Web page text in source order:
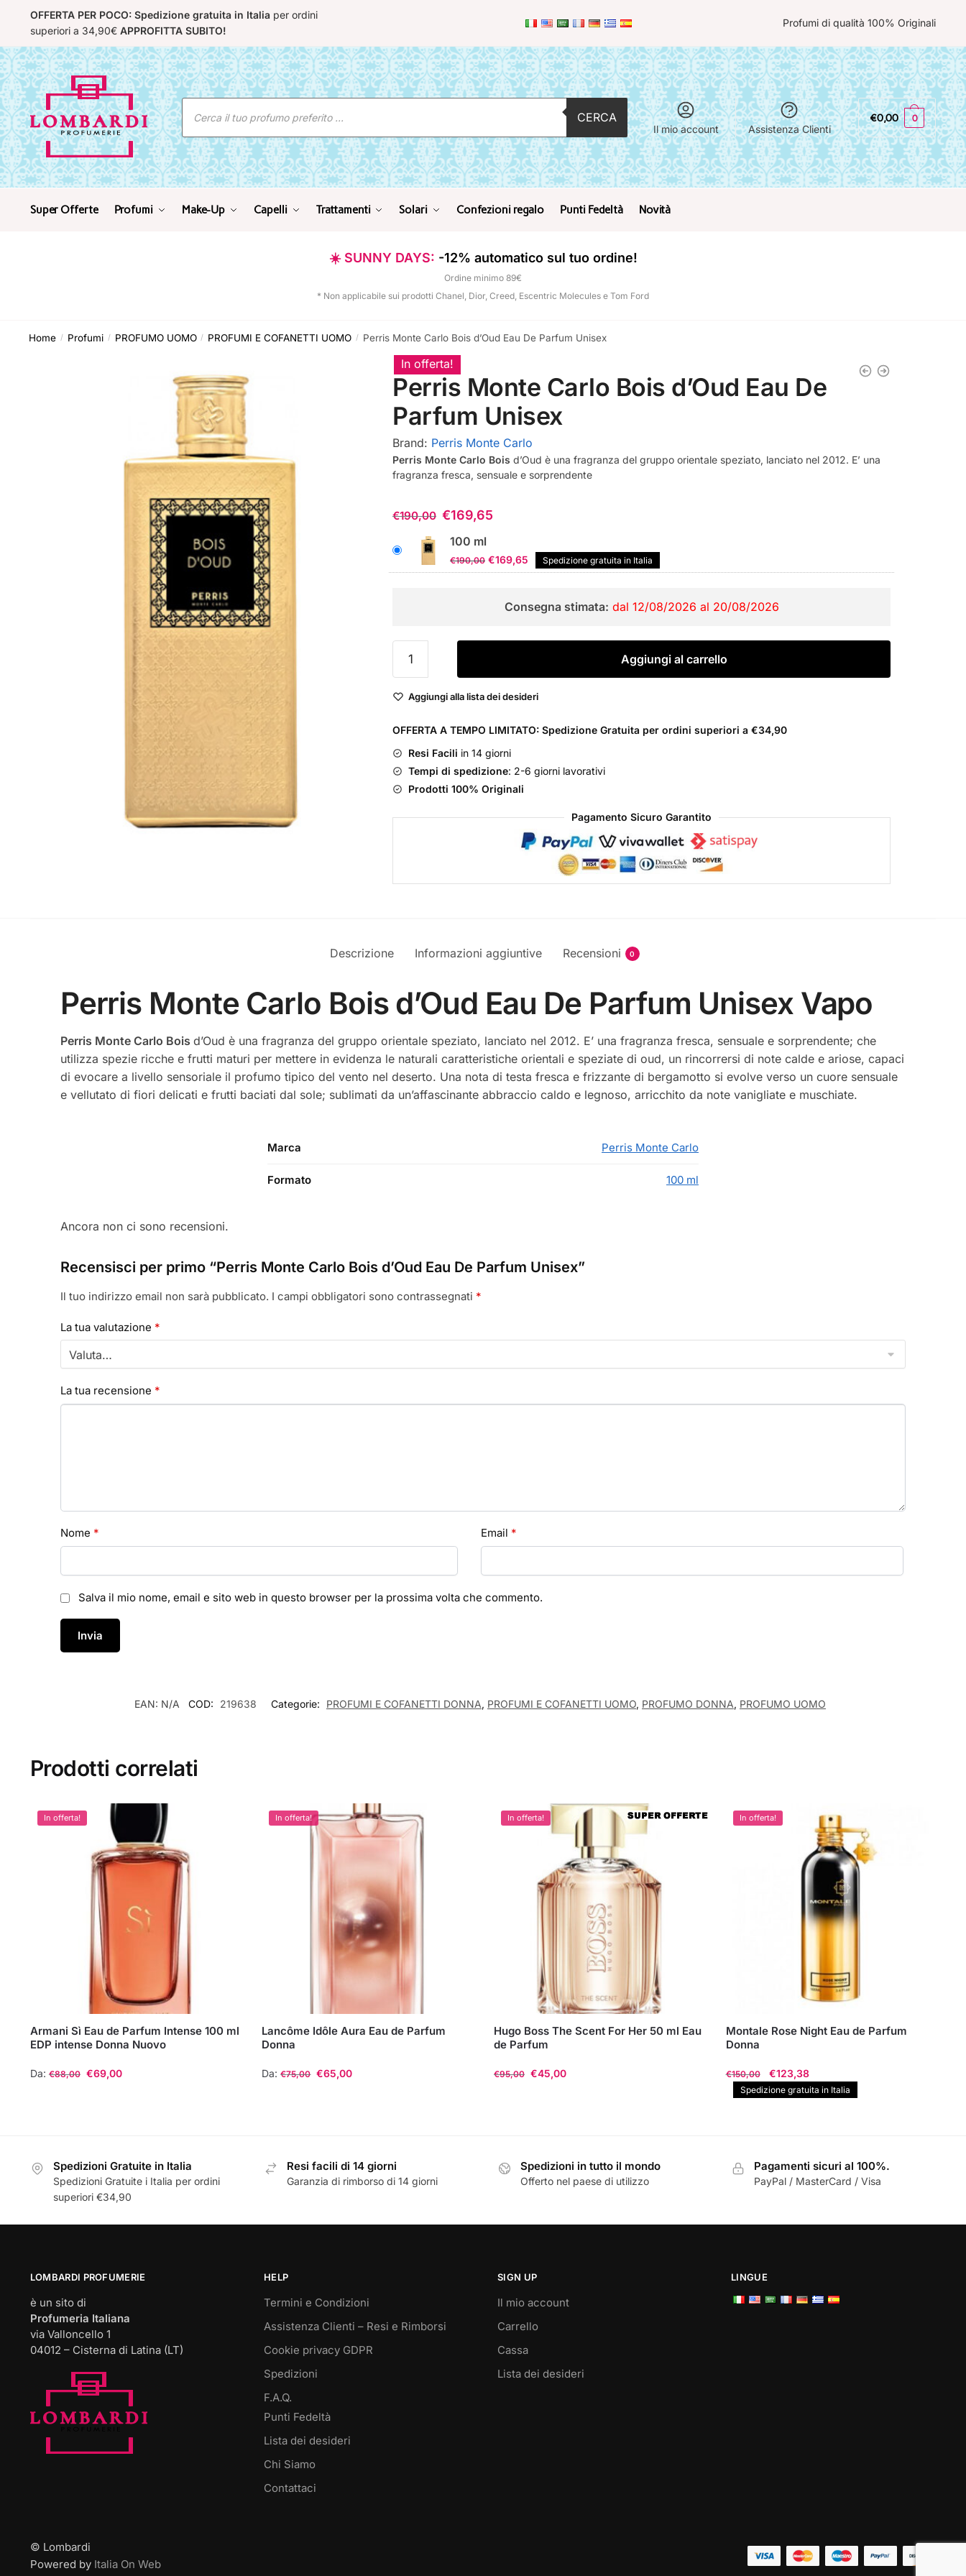
navigation
content
OFFERTA PER POCO: Spedizione gratuita in Italia per ordini
superiori a 34,90€ APPROFITTA SUBITO!
Profumi di qualità 100% Originali
Ricerca
prodotti
CERCA
Il mio account Assistenza Clienti
€0,00 0
Super Offerte Profumi Make-Up Capelli Trattamenti Solari Confezioni regalo Punti Fedeltà Novità
☀️ SUNNY DAYS: -12% automatico sul tuo ordine!
Ordine minimo 89€
* Non applicabile sui prodotti Chanel, Dior, Creed, Escentric Molecules e Tom Ford
Home / Profumi / PROFUMO UOMO / PROFUMI E COFANETTI UOMO / Perris Monte Carlo Bois d’Oud Eau De Parfum Unisex
In offerta!
Perris Monte Carlo Bois d’Oud Eau De
Parfum Unisex
Brand: Perris Monte Carlo
Perris Monte Carlo Bois d’Oud è una fragranza del gruppo orientale speziato, lanciato nel 2012. E’ una
fragranza fresca, sensuale e sorprendente
€190,00 €169,65
100 ml
€190,00 Il
prezzo
era:
€169,65
prezzo
è:
Spedizione gratuita in Italia
Consegna stimata: dal 12/08/2026 al 20/08/2026
Monte
Bois
Eau
De
Parfum
Unisex
Aggiungi al carrello
Aggiungi alla lista dei desideri
OFFERTA A TEMPO LIMITATO: Spedizione Gratuita per ordini superiori a €34,90
Resi Facili in 14 giorni
Tempi di spedizione: 2-6 giorni lavorativi
Prodotti 100% Originali
Pagamento Sicuro Garantito
Descrizione Informazioni aggiuntive Recensioni 0
Perris Monte Carlo Bois d’Oud Eau De Parfum Unisex Vapo
Perris Monte Carlo Bois d’Oud è una fragranza del gruppo orientale speziato, lanciato nel 2012. E’ una fragranza fresca, sensuale e sorprendente; che
utilizza spezie ricche e frutti maturi per mettere in evidenza le naturali caratteristiche orientali e speziate di oud, un rincorrersi di note calde e ariose, capaci
di evocare a livello sensoriale il profumo tipico del vento nel deserto. Una nota di testa fresca e frizzante di bergamotto si evolve verso un cuore sensuale
e vellutato di fiori delicati e frutti baciati dal sole; sublimati da un’affascinante abbraccio caldo e legnoso, arricchito da note vanigliate e muschiate.
Marca Perris Monte Carlo
Formato 100 ml
Ancora non ci sono recensioni.
Recensisci per primo “Perris Monte Carlo Bois d’Oud Eau De Parfum Unisex”
Il tuo indirizzo email non sarà pubblicato. I campi obbligatori sono contrassegnati *
La tua valutazione *
La tua recensione *
Nome * Email *
Salva il mio nome, email e sito web in questo browser per la prossima volta che commento.
EAN: N/A COD: 219638 Categorie: PROFUMI E COFANETTI DONNA, PROFUMI E COFANETTI UOMO, PROFUMO DONNA, PROFUMO UOMO
Prodotti correlati
In offerta!
Armani Sì Eau de Parfum Intense 100 ml
EDP intense Donna Nuovo
Da: €88,00 €69,00
varianti.
opzioni
possono
nella
pagina
del
prodotto
In offerta!
Lancôme Idôle Aura Eau de Parfum
Donna
Da:€75,00 €65,00
varianti.
possono
nella
pagina
prodotto
In offerta!
Hugo Boss The Scent For Her 50 ml Eau
de Parfum
€95,00 €45,00
varianti.
possono
nella
pagina
prodotto
In offerta!
Montale Rose Night Eau de Parfum
Donna
€150,00
Il
prezzo
€123,38
prezzo
Spedizione gratuita in Italia
Spedizioni Gratuite in Italia
Spedizioni Gratuite i Italia per ordini
superiori €34,90
Resi facili di 14 giorni
Garanzia di rimborso di 14 giorni
Spedizioni in tutto il mondo
Offerto nel paese di utilizzo
Pagamenti sicuri al 100%.
PayPal / MasterCard / Visa
LOMBARDI PROFUMERIE
è un sito di
Profumeria Italiana
via Valloncello 1
04012 – Cisterna di Latina (LT)
HELP
Termini e Condizioni
Assistenza Clienti – Resi e Rimborsi
Cookie privacy GDPR
Spedizioni
F.A.Q.
Punti Fedeltà
Lista dei desideri
Chi Siamo
Contattaci
SIGN UP
Il mio account
Carrello
Cassa
Lista dei desideri
LINGUE
© Lombardi
Powered by Italia On Web